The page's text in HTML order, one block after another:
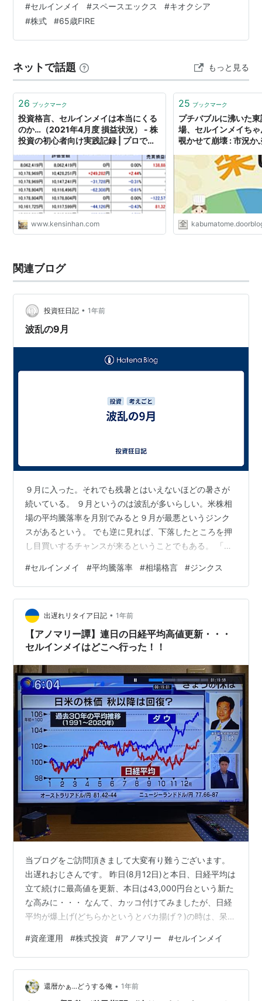
再び買い場が訪れるという周期的なパターンです。しか
し、2026年の株式市場はこの教科書通りのアノマリーと
は異なる動きを見せています。その背景には、今年最大
IPO（新規上場）の存…
#セルインメイ #スペースエックス #キオクシア
#株式 #65歳FIRE
ネットで話題 もっと見る
26 ブックマーク
投資格言、セルインメイは本当にくる
のか…（2021年4月度 損益状況） - 株
投資の初心者向け実践記録 | プロでは
www.kensinhan.com
25 ブックマーク
プチバブルに沸いた
場、セルインメイち
覗かせて崩壊 : 市況か
関連ブログ
投資狂日記 • 1年前
波乱の9月
９月に入った。それでも残暑とはいえないほどの暑さが
続いている。 ９月というのは波乱が多いらしい。米株相
場の平均騰落率を月別でみると９月が最悪というジンク
スがあるという。 でも逆に見れば、下落したところを押
し目買いするチャンスが来るということでもある。 「セ
れには続きがあって、正確にはこうだ。 Sell in May and
go away, and come on back on St. Leger’s Day. （5月
に売却して、セント・レジャーズ・デイまで戻ってくる
な） セント・レジャーズ・デイというのは9月第2土曜日
のことで、イギリスで大…
#セルインメイ #平均騰落率 #相場格言 #ジンクス
出遅れリタイア日記 • 1年前
【アノマリー譚】連日の日経平均高値更新・・・
セルインメイはどこへ行った！！
当ブログをご訪問頂きまして大変有り難うございます。
出遅れおじさんです。 昨日(8月12日)と本日、日経平均は
立て続けに最高値を更新、本日は43,000円台という新た
な高みに・・・ なんて、カッコ付けてみましたが、日経
平均が爆上げ(どちらかというとバカ揚げ？)の時は、呆ケ
にこんなに上げる？ 「アノマリー大好きオジサン」の私
がこれまでもっとも重要視(？)してきたのは、何度か話題
にしましたが、「セルインメイ」です。 株は5月に売
れ。 この投資アノマリーには続きがあって、 5月に株を
#資産運用 #株式投資 #アノマリー #セルインメイ
還暦かぁ...どうする俺 • 1年前